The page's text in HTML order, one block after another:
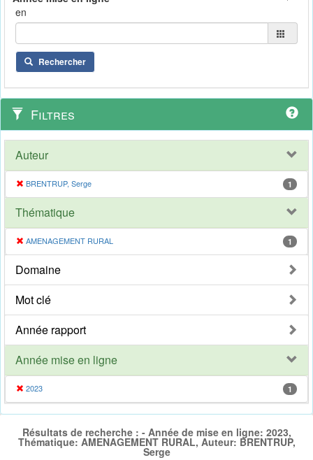
en
Rechercher
Filtres
Auteur
BRENTRUP, Serge 1
Thématique
AMENAGEMENT RURAL 1
Domaine
Mot clé
Année rapport
Année mise en ligne
2023 1
Résultats de recherche : - Année de mise en ligne: 2023,
Thématique: AMENAGEMENT RURAL, Auteur: BRENTRUP,
Serge